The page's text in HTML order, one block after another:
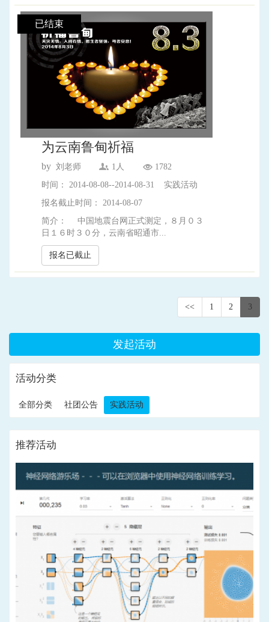
已结束
为云南鲁甸祈福
by 刘老师 1人
1782
时间： 2014-08-08--2014-08-31 实践活动
报名截止时间： 2014-08-07
简介： 中国地震台网正式测定，８月０３
日１６时３０分，云南省昭通市...
报名已截止
<< 1 2 3
发起活动
活动分类
全部分类 社团公告 实践活动
推荐活动